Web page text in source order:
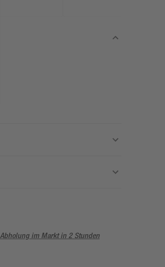
Abholung im Markt in 2 Stunden